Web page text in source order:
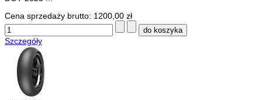
Cena sprzedaży brutto: 1200,00 zł
Szczegóły